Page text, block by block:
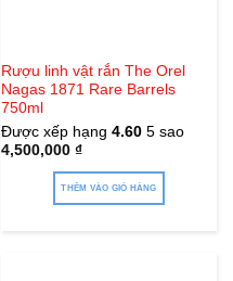
Rượu linh vật rắn The Orel
Nagas 1871 Rare Barrels
750ml
Được xếp hạng 4.605 sao
4,500,000 ₫
THÊM VÀO GIỎ HÀNG